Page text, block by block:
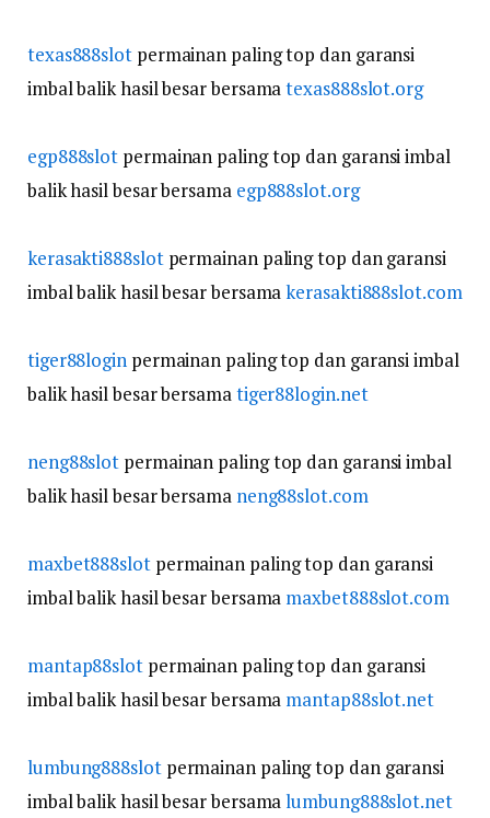
texas888slotpermainan paling top dan garansi
imbal balik hasil besar bersamatexas888slot.org
egp888slot permainan paling top dan garansi imbal
balik hasil besar bersama egp888slot.org
kerasakti888slotpermainan paling top dan garansi
imbal balik hasil besar bersamakerasakti888slot.com
tiger88loginpermainan paling top dan garansi imbal
balik hasil besar bersamatiger88login.net
neng88slot permainan paling top dan garansi imbal
balik hasil besar bersama neng88slot.com
maxbet888slotpermainan paling top dan garansi
imbal balik hasil besar bersama maxbet888slot.com
mantap88slotpermainan paling top dan garansi
imbal balik hasil besar bersama mantap88slot.net
lumbung888slotpermainan paling top dan garansi
imbal balik hasil besar bersamalumbung888slot.net